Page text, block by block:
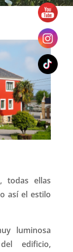
todas ellas
así el estilo
luminosa
edificio,